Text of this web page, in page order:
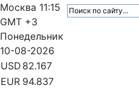
Москва 11:15
GMT +3
Понедельник
10-08-2026
USD 82.167
EUR 94.837